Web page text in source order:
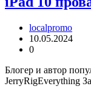
localpromo
10.05.2024
0
Блогер и автор
JerryRigEverything